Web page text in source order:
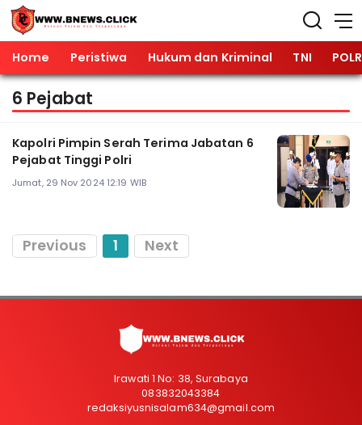
Home Peristiwa Hukum dan Kriminal TNI
6 Pejabat
Kapolri Pimpin Serah Terima Jabatan 6
Pejabat Tinggi Polri
Jumat, 29 Nov 2024 12:19 WIB
Previous 1 Next
Irawati 1 No: 38, Surabaya
083832043384
redaksiyusnisalam634@gmail.com